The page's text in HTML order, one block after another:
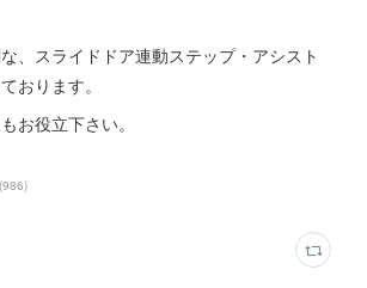
、スライドドア連動ステップ・アシスト
おります。
お役立下さい。
(986)